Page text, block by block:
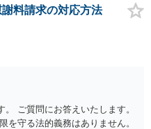
料請求の対応方法
ご質問にお答えいたします。
を守る法的義務はありません。